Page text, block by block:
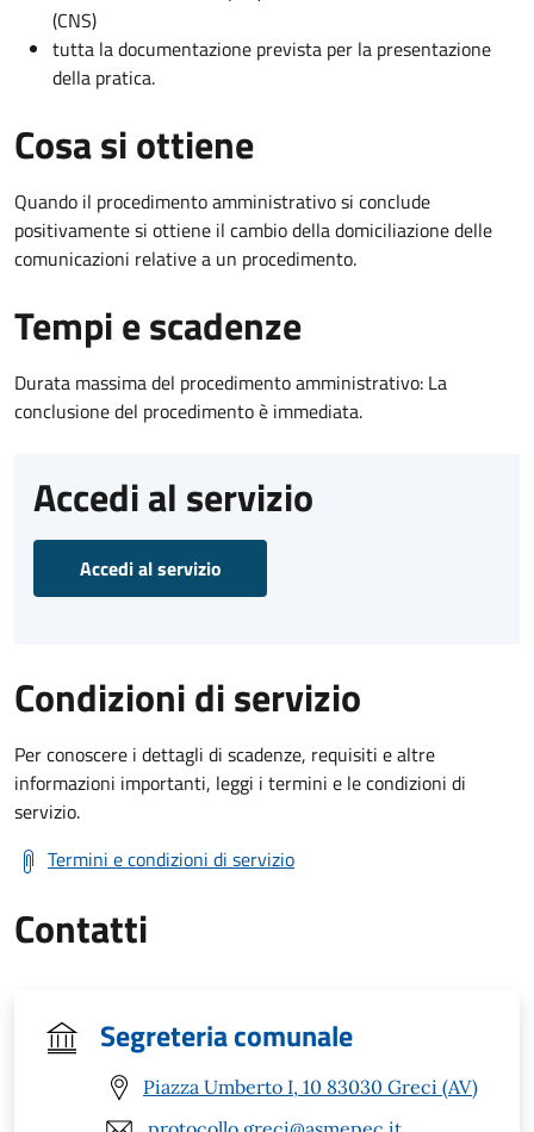
(CNS)
tutta la documentazione prevista per la presentazione
della pratica.
Cosa si ottiene
Quando il procedimento amministrativo si conclude
positivamente si ottiene il cambio della domiciliazione delle
comunicazioni relative a un procedimento.
Tempi e scadenze
Durata massima del procedimento amministrativo: La
conclusione del procedimento è immediata.
Accedi al servizio
Accedi al servizio
Condizioni di servizio
Per conoscere i dettagli di scadenze, requisiti e altre
informazioni importanti, leggi i termini e le condizioni di
servizio.
Termini e condizioni di servizio
Contatti
Segreteria comunale
Piazza Umberto I, 10 83030 Greci (AV)